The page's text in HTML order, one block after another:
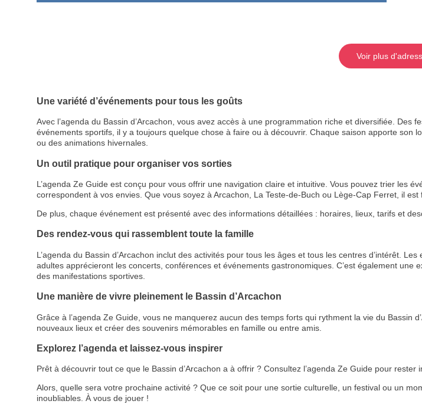
Voir plus
Une variété d’événements pour tous les goûts
Avec l’agenda du Bassin d’Arcachon, vous avez accès à une programmation riche et diversifiée.
événements sportifs, il y a toujours quelque chose à faire ou à découvrir. Chaque saison apporte son
ou des animations hivernales.
Un outil pratique pour organiser vos sorties
L’agenda Ze Guide est conçu pour vous offrir une navigation claire et intuitive. Vous pouvez trier les
correspondent à vos envies. Que vous soyez à Arcachon, La Teste-de-Buch ou Lège-Cap Ferret, il
De plus, chaque événement est présenté avec des informations détaillées : horaires, lieux, tarifs et
Des rendez-vous qui rassemblent toute la famille
L’agenda du Bassin d’Arcachon inclut des activités pour tous les âges et tous les centres d’intérêt.
adultes apprécieront les concerts, conférences et événements gastronomiques. C’est également
des manifestations sportives.
Une manière de vivre pleinement le Bassin d’Arcachon
Grâce à l’agenda Ze Guide, vous ne manquerez aucun des temps forts qui rythment la vie du Bassin
nouveaux lieux et créer des souvenirs mémorables en famille ou entre amis.
Explorez l’agenda et laissez-vous inspirer
Prêt à découvrir tout ce que le Bassin d’Arcachon a à offrir ? Consultez l’agenda Ze Guide pour
Alors, quelle sera votre prochaine activité ? Que ce soit pour une sortie culturelle, un festival ou un
inoubliables. À vous de jouer !